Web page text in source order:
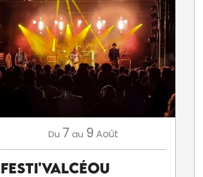
Du 7 au 9 Août
Festi'ValCéou